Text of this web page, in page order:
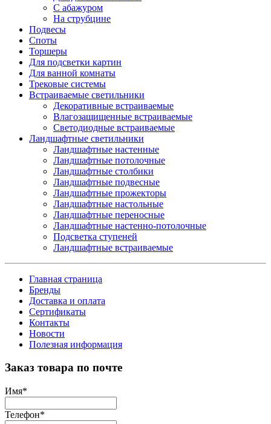
С абажуром
На струбцине
Подвесы
Споты
Торшеры
Для подсветки картин
Для ванной комнаты
Трековые системы
Встраиваемые светильники
Декоративные встраиваемые
Влагозащищенные встраиваемые
Светодиодные встраиваемые
Ландшафтные светильники
Ландшафтные настенные
Ландшафтные потолочные
Ландшафтные столбики
Ландшафтные подвесные
Ландшафтные прожекторы
Ландшафтные настольные
Ландшафтные переносные
Ландшафтные настенно-потолочные
Подсветка ступеней
Ландшафтные встраиваемые
Главная страница
Бренды
Доставка и оплата
Сертификаты
Контакты
Новости
Полезная информация
Заказ товара по почте
Имя*
Телефон*